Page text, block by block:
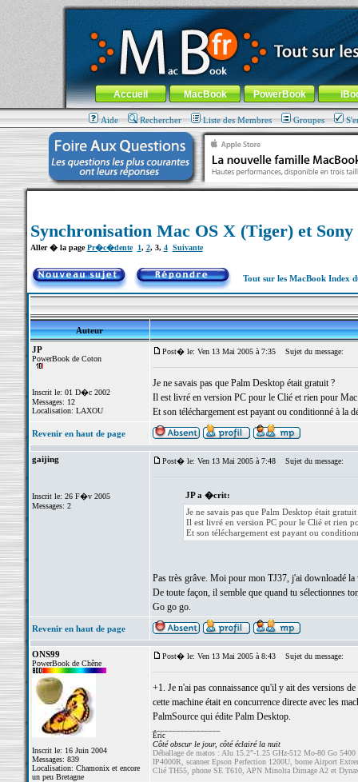
MacBook-fr.com : 100% Apple... 100% nomade !
Aller au contenu-Aller au menu général-Aller au menu de
Menu général
Accueil MacBook PowerBook
Aide Rechercher Liste des Membres Groupes
Synchronisation Mac OS X (Tiger) et
Aller � la pagePr�c�dente 1, 2, 3, 4 Suivante
Tout sur les MacBook Index
Auteur
JP
PowerBook de Coton
Inscrit le: 01 D�c 2002
Messages: 12
Localisation: LAXOU
Post� le: Ven 13 Mai 2005 à 7:35 Sujet du message:
Je ne savais pas que Palm Desktop était gratuit ?
Il est livré en version PC pour le Clié et rien pour Mac
Et son téléchargement est payant ou conditionné à la
Revenir en haut de page
gaijing
Inscrit le: 26 F�v 2005
Messages: 2
Post� le: Ven 13 Mai 2005 à 7:48 Sujet du message:
JP a �crit:
Je ne savais pas que Palm Desktop était gratuit
Il est livré en version PC pour le Clié et rien
Et son téléchargement est payant ou
Pas très grâve. Moi pour mon TJ37, j'ai downloadé
De toute façon, il semble que quand tu sélectionnes
Go go go.
Revenir en haut de page
ONS99
PowerBook de Chêne
Inscrit le: 16 Juin 2004
Messages: 839
Localisation: Chamonix et encore
un peu Bretagne
Post� le: Ven 13 Mai 2005 à 8:43 Sujet du message:
+1. Je n'ai pas connaissance qu'il y ait des versions
cette machine était en concurrence directe avec les
PalmSource qui édite Palm Desktop.
Éric
Côté obscur le jour, côté éclairé la nuit
Déballage de matos : Alu 15.2"-1.25 GHz-512 Mo-80 Go
IP4000R, scanner Epson Perfection 1200U, borne Airport
Clié TH55, phone SE T610, APN Minolta Dimage A2 et